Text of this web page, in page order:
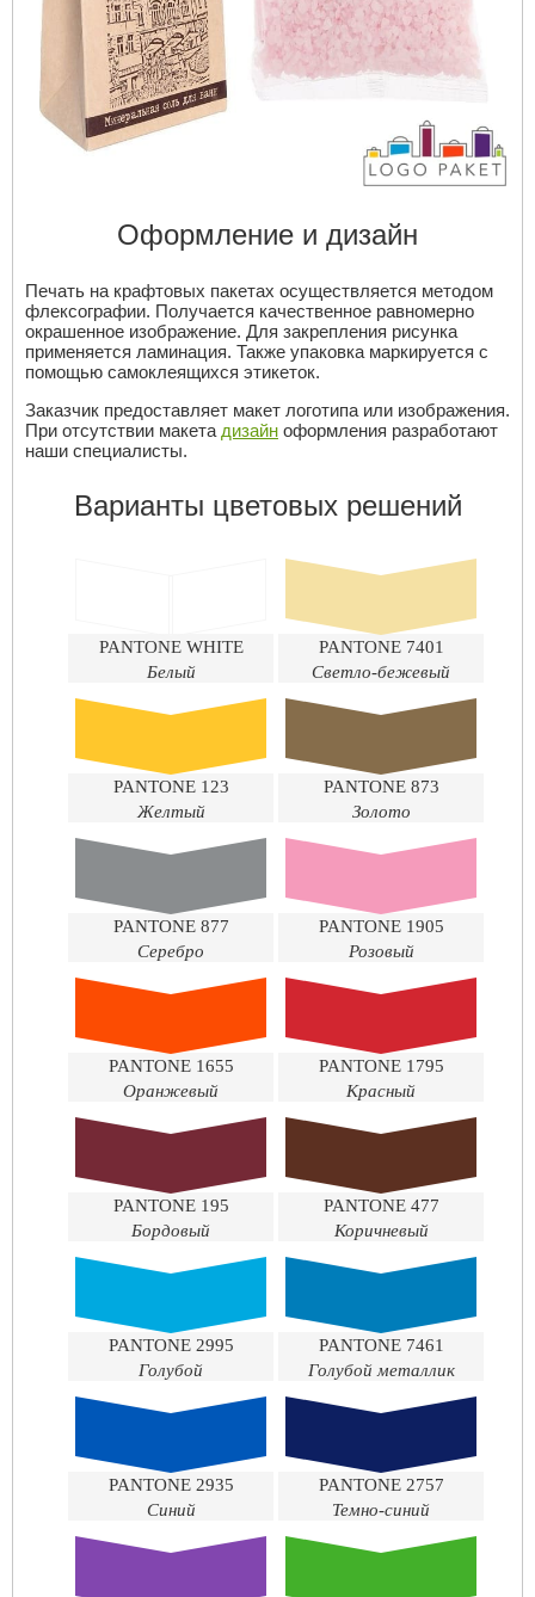
Оформление и дизайн
Печать на крафтовых пакетах осуществляется методом
флексографии. Получается качественное равномерно
окрашенное изображение. Для закрепления рисунка
применяется ламинация. Также упаковка маркируется с
помощью самоклеящихся этикеток.
Заказчик предоставляет макет логотипа или изображения.
При отсутствии макета дизайн оформления разработают
наши специалисты.
Варианты цветовых решений
PANTONE WHITE
Белый
PANTONE 7401
Светло-бежевый
PANTONE 123
Желтый
PANTONE 873
Золото
PANTONE 877
Серебро
PANTONE 1905
Розовый
PANTONE 1655
Оранжевый
PANTONE 1795
Красный
PANTONE 195
Бордовый
PANTONE 477
Коричневый
PANTONE 2995
Голубой
PANTONE 7461
Голубой металлик
PANTONE 2935
Синий
PANTONE 2757
Темно-синий